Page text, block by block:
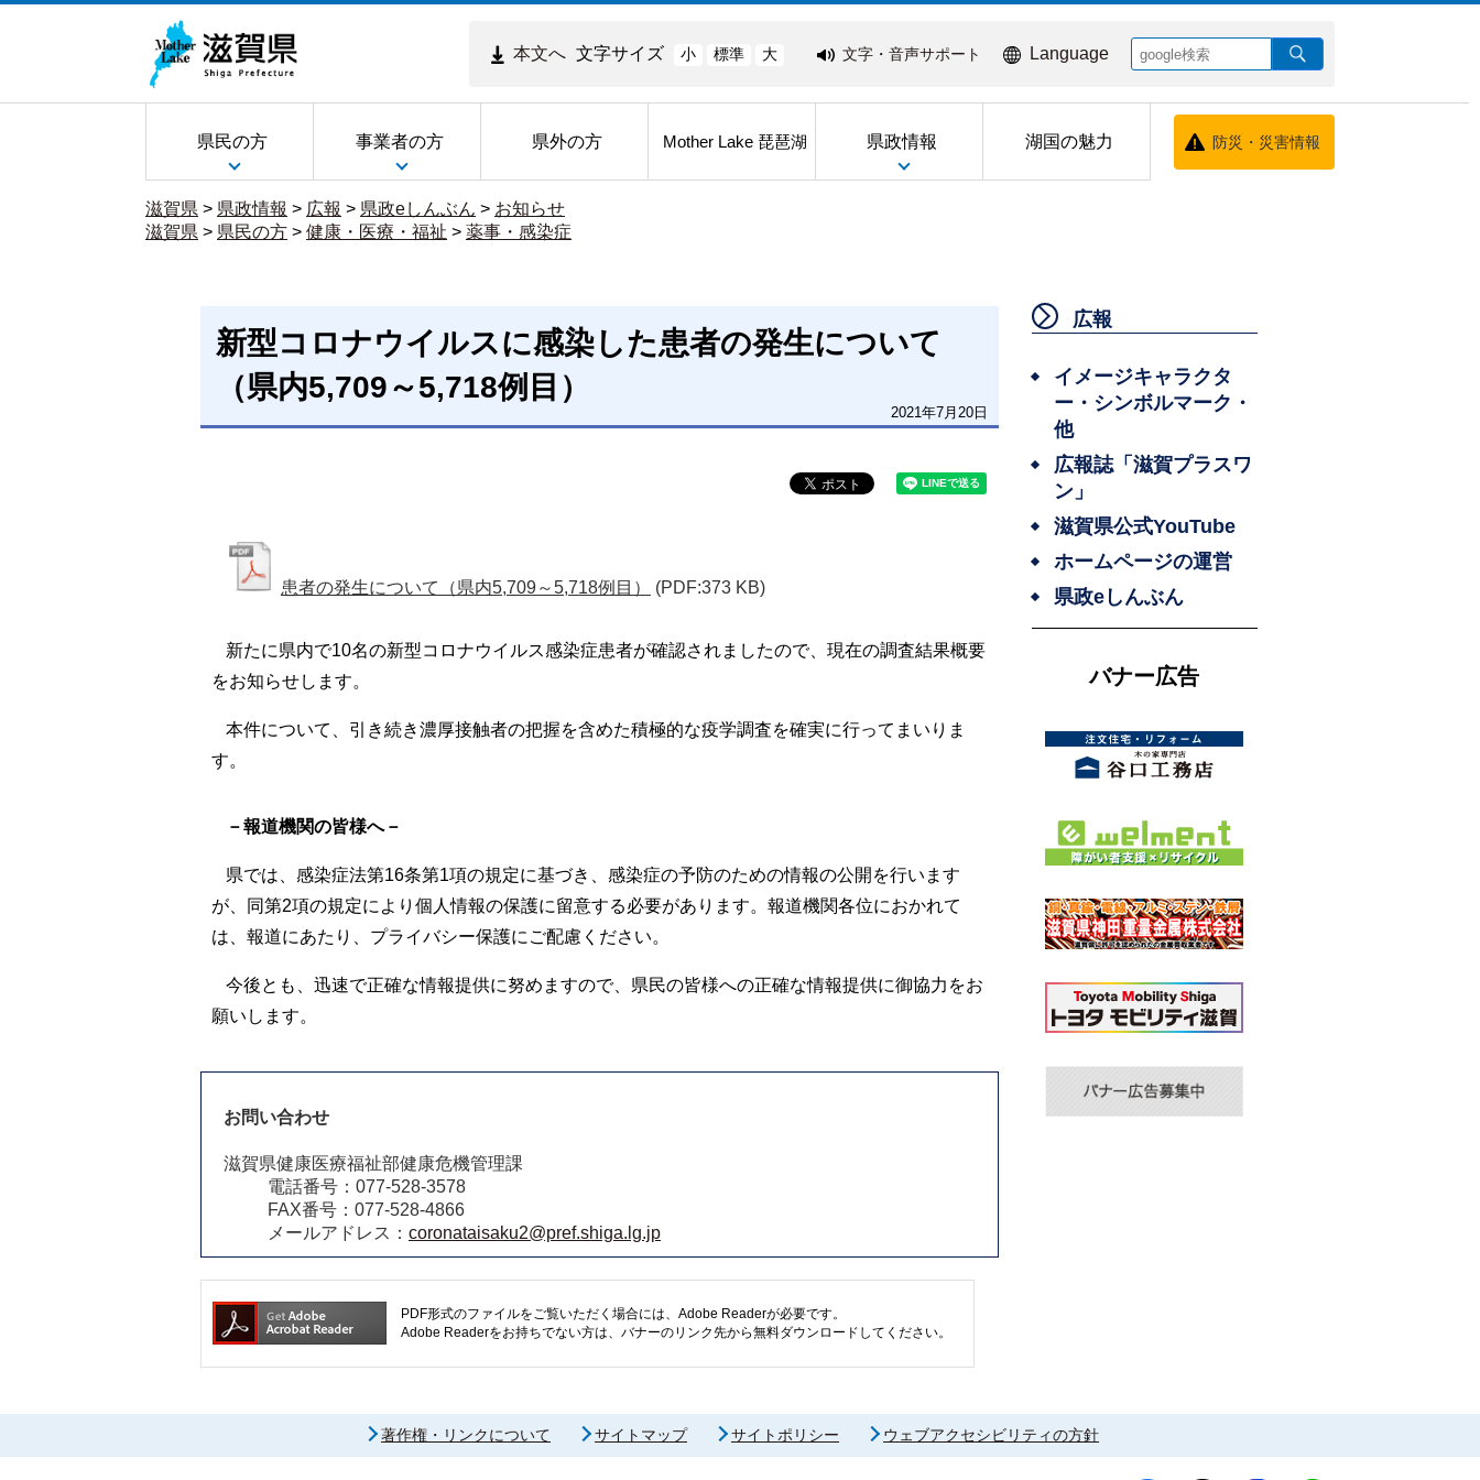
本文へ 文字サイズ 小 標準 大 文字・音声サポート Language
県民の方 事業者の方 県外の方 Mother Lake 琵琶湖 県政情報 湖国の魅力 防災・災害情報
滋賀県 > 県政情報 > 広報 > 県政eしんぶん > お知らせ
滋賀県 > 県民の方 > 健康・医療・福祉 > 薬事・感染症
新型コロナウイルスに感染した患者の発生について
（県内5,709～5,718例目）
2021年7月20日
患者の発生について（県内5,709～5,718例目） (PDF:373 KB)
新たに県内で10名の新型コロナウイルス感染症患者が確認されましたので、現在の調査結果概要
をお知らせします。
本件について、引き続き濃厚接触者の把握を含めた積極的な疫学調査を確実に行ってまいりま
す。
－報道機関の皆様へ－
県では、感染症法第16条第1項の規定に基づき、感染症の予防のための情報の公開を行います
が、同第2項の規定により個人情報の保護に留意する必要があります。報道機関各位におかれて
は、報道にあたり、プライバシー保護にご配慮ください。
今後とも、迅速で正確な情報提供に努めますので、県民の皆様への正確な情報提供に御協力をお
願いします。
お問い合わせ
滋賀県健康医療福祉部健康危機管理課
電話番号：077-528-3578
FAX番号：077-528-4866
メールアドレス： coronataisaku2@pref.shiga.lg.jp
PDF形式のファイルをご覧いただく場合には、Adobe Readerが必要です。
Adobe Readerをお持ちでない方は、バナーのリンク先から無料ダウンロードしてください。
広報
イメージキャラクタ
ー・シンボルマーク・
他
広報誌「滋賀プラスワ
ン」
滋賀県公式YouTube
ホームページの運営
県政eしんぶん
バナー広告
著作権・リンクについて サイトマップ サイトポリシー ウェブアクセシビリティの方針